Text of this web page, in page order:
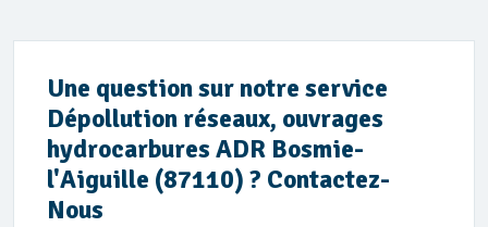
Une question sur notre service
Dépollution réseaux, ouvrages
hydrocarbures ADR Bosmie-
l'Aiguille (87110) ? Contactez-
Nous